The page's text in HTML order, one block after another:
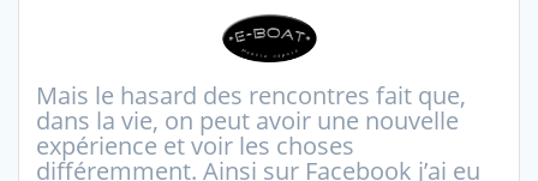
Mais le hasard des rencontres fait que,
dans la vie, on peut avoir une nouvelle
expérience et voir les choses
différemment. Ainsi sur Facebook j’ai eu